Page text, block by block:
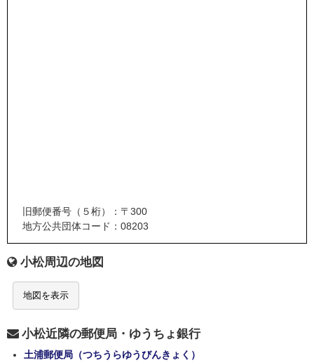
旧郵便番号（５桁）：〒300
地方公共団体コード：08203
小松周辺の地図
地図を表示
小松近隣の郵便局・ゆうちょ銀行
土浦郵便局（つちうらゆうびんきょく）